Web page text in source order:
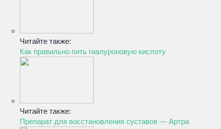
Читайте также:
Как правильно пить гиалуроновую кислоту
Читайте также:
Препарат для восстановления суставов — Артра